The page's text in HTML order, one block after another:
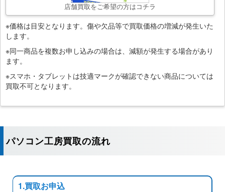
店舗買取をご希望の方はコチラ
※価格は目安となります。傷や欠品等で買取価格の増減が発生いた
します。
※同一商品を複数お申し込みの場合は、減額が発生する場合があり
ます。
※スマホ・タブレットは技適マークが確認できない商品については
買取不可となります。
パソコン工房買取の流れ
1.買取お申込